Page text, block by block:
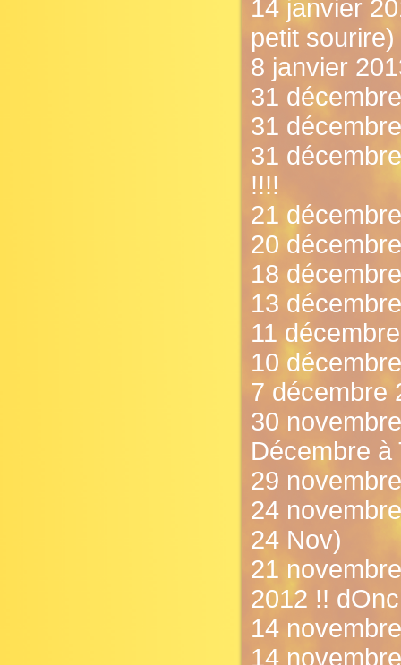
14 janvier
petit sourire)
8 janvier
31
31
31
!!!!
21
20
18
13
11
10
7 décembre
30
Décembre à
29
24
24 Nov)
21
2012 !!
14
14